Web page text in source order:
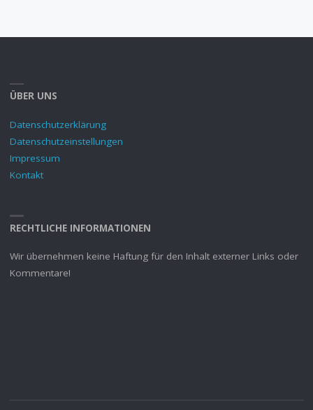
ÜBER UNS
Datenschutzerklärung
Datenschutzeinstellungen
Impressum
Kontakt
RECHTLICHE INFORMATIONEN
Wir übernehmen keine Haftung für den Inhalt externer Links oder
Kommentare!